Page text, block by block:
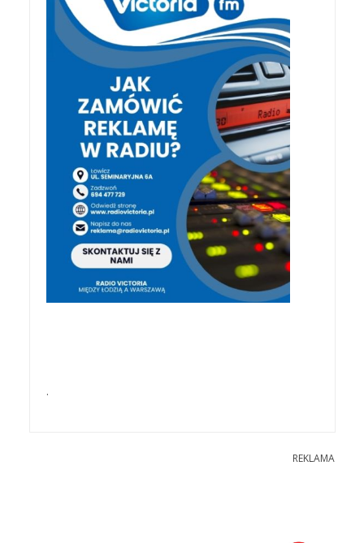
.
REKLAMA